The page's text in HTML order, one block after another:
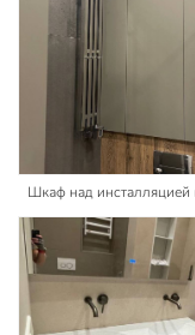
Шкаф над инсталляцией